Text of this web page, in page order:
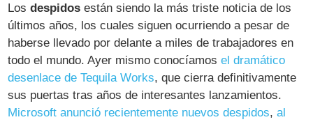
Losdespidos están siendo la más triste noticia de los
últimos años, los cuales siguen ocurriendo a pesar de
haberse llevado por delante a miles de trabajadores en
todo el mundo. Ayer mismo conocíamosel dramático
desenlace de Tequila Works, que cierra definitivamente
sus puertas tras años de interesantes lanzamientos.
Microsoft anunció recientemente nuevos despidos,al